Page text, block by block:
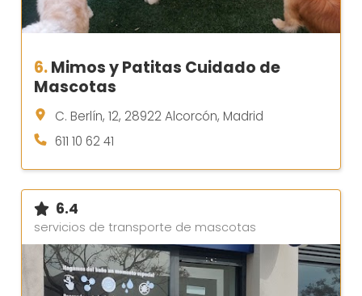
6.Mimos y Patitas Cuidado de
Mascotas
C. Berlín, 12, 28922 Alcorcón, Madrid
611 10 62 41
6.4
servicios de transporte de mascotas